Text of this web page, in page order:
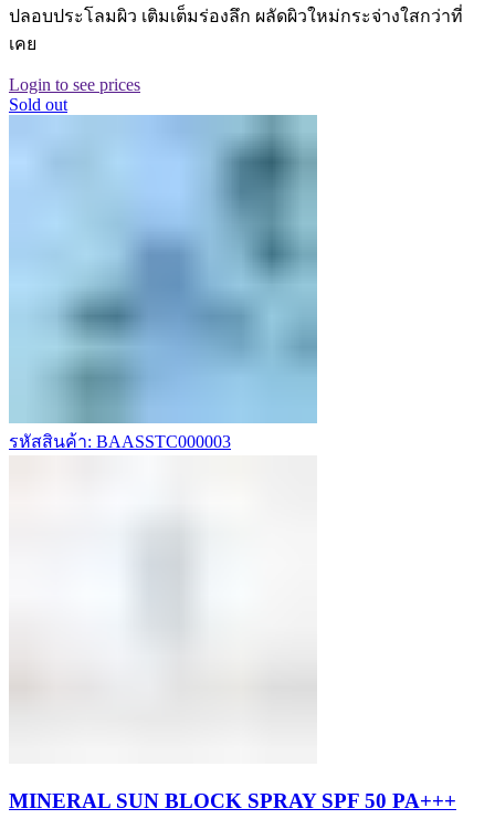
ปลอบประโลมผิว เติมเต็มร่องลึก ผลัดผิวใหม่กระจ่างใสกว่าที่
เคย
Login to see prices
Sold out
รหัสสินค้า: BAASSTC000003
MINERAL SUN BLOCK SPRAY SPF 50 PA+++